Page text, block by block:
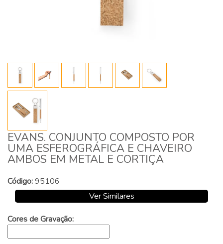
EVANS. CONJUNTO COMPOSTO POR
UMA ESFEROGRÁFICA E CHAVEIRO
AMBOS EM METAL E CORTIÇA
Código:95106
Ver Similares
Cores de Gravação: